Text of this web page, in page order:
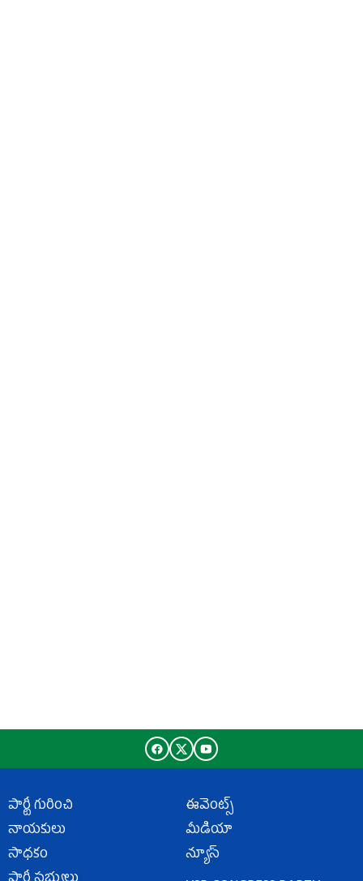
పార్టీ గురించి
నాయకులు
సాధకం
ఈవెంట్స్
మీడియా
న్యూస్